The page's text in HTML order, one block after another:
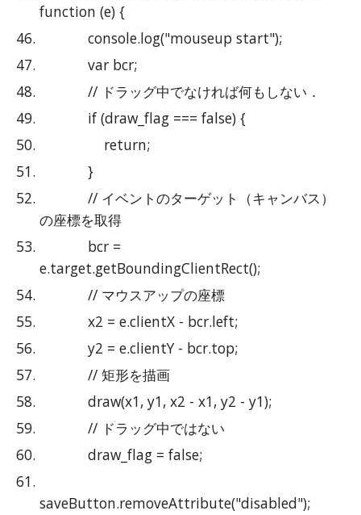
function (e) {
            console.log("mouseup start");
            var bcr;
            // ドラッグ中でなければ何もしない．
            if (draw_flag === false) {
                return;
            }
            // イベントのターゲット（キャンバス）
の座標を取得
e.target.getBoundingClientRect();
            // マウスアップの座標
            x2 = e.clientX - bcr.left;
            y2 = e.clientY - bcr.top;
            // 矩形を描画
            draw(x1, y1, x2 - x1, y2 - y1);
            // ドラッグ中ではない
            draw_flag = false;
saveButton.removeAttribute("disabled");